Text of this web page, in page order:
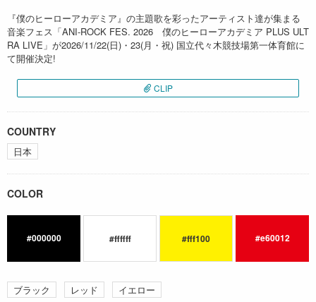
『僕のヒーローアカデミア』の主題歌を彩ったアーティスト達が集まる
音楽フェス「ANI-ROCK FES. 2026 僕のヒーローアカデミア PLUS ULT
RA LIVE」が2026/11/22(日)・23(月・祝) 国立代々木競技場第一体育館に
て開催決定!
CLIP
COUNTRY
日本
COLOR
#000000 #ffffff #fff100 #e60012
ブラック レッド イエロー